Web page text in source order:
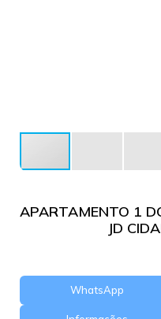
APARTAMENTO 1
JD
WhatsApp